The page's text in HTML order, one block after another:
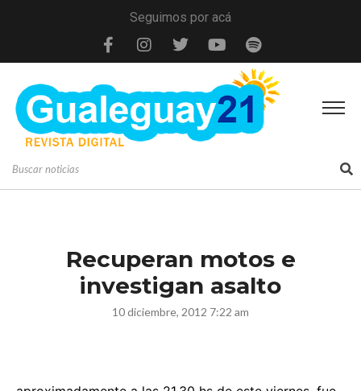
Seguimos por acá
Recuperan motos e
investigan asalto
10 diciembre, 2012 7:22 am